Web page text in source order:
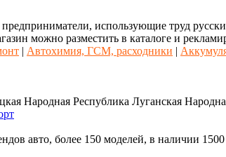
предприниматели, использующие труд
можно разместить в каталоге и
| Автохимия, ГСМ, расходники |
Народная Республика Луганская
авто, более 150 моделей, в наличии